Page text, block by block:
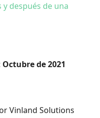
después de una
Octubre de 2021
Vinland Solutions